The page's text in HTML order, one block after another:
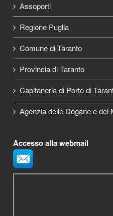
Assoporti
Regione Puglia
Comune di Taranto
Provincia di Taranto
Capitaneria di Porto di
Agenzia delle Dogane e dei
Accesso alla webmail